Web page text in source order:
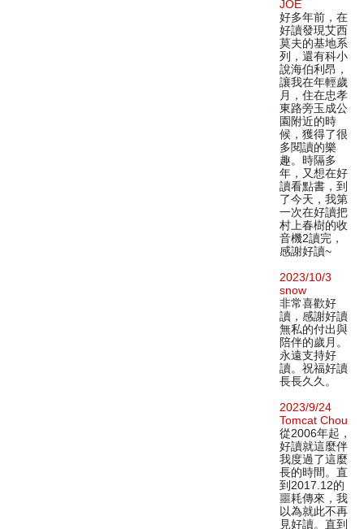
JOE
好多年前，在
好讀發現艾西
莫夫的基地系
列，還有科小
說海伯利昂，
讓我在年輕歲
月，住在忠孝
東路旁玉成公
園附近的時
候，獲得了很
多閱讀的樂
趣。時隔多
年，又想在好
讀看點書，到
了今天，我第
一次在好讀把
村上春樹的收
音機2讀完，
感謝好讀~
2023/10/3
snow
非常喜歡好
讀，感謝好讀
無私的付出與
陪伴的歲月。
永遠支持好
讀。祝福好讀
長長久久。
2023/9/24
Tomcat Chou
從2006年起，
好讀就這麼伴
我度過了這麼
長的時間。直
到2017.12的
噩耗傳來，我
以為就此不再
見好讀。直到